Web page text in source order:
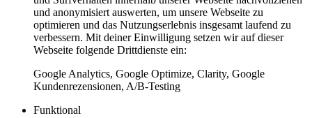
und anonymisiert auswerten, um unsere Webseite zu
optimieren und das Nutzungserlebnis insgesamt laufend zu
verbessern. Mit deiner Einwilligung setzen wir auf dieser
Webseite folgende Drittdienste ein:
Google Analytics, Google Optimize, Clarity, Google
Kundenrezensionen, A/B-Testing
Funktional